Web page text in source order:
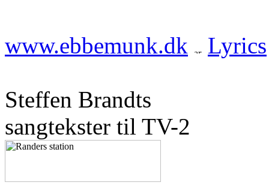
www.ebbemunk.dk Lyrics
Steffen Brandts
sangtekster til TV-2